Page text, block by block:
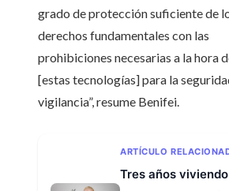
grado de protección suficiente de
derechos fundamentales con las
prohibiciones necesarias a la hora
[estas tecnologías] para la
vigilancia”, resume Benifei.
ARTÍCULO
Tres años viviendo